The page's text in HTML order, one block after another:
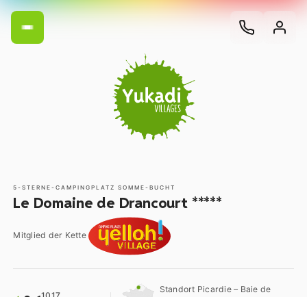
5-STERNE-CAMPINGPLATZ SOMME-BUCHT
Le Domaine de Drancourt *****
Mitglied der Kette
Standort Picardie – Baie de